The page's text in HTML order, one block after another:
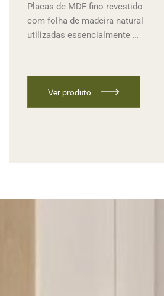
Placas de MDF fino revestido
com folha de madeira natural
utilizadas essencialmente …
Verproduto